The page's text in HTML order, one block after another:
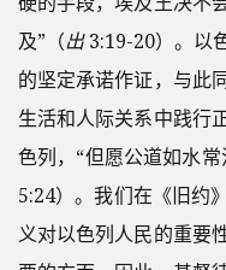
及”（出3:19-20）。以
的坚定承诺作证，与此
生活和人际关系中践行
色列，“但愿公道如水
5:24）。我们在《旧约
义对以色列人民的重要